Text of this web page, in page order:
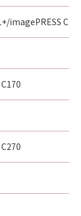
の販売代
ライセン
テナンス
」の使
」に対す
ートの
でもあ
ソフト
たは間接
imagePRESS